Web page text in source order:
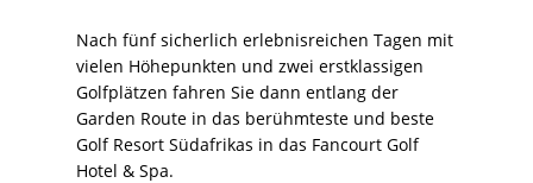
Nach fünf sicherlich erlebnisreichen Tagen mit
vielen Höhepunkten und zwei erstklassigen
Golfplätzen fahren Sie dann entlang der
Garden Route in das berühmteste und beste
Golf Resort Südafrikas in das Fancourt Golf
Hotel & Spa.